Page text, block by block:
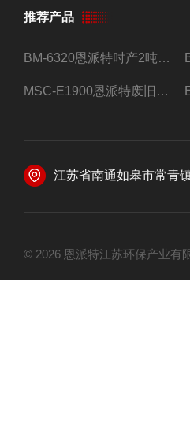
推荐产品
BM-6320恩派特时产2吨合金钢屑压饼机
MSC-E1900恩派特废旧锂电池极片破碎处理设备
江苏省南通如皋市常青
© 2026 恩派特江苏环保产业